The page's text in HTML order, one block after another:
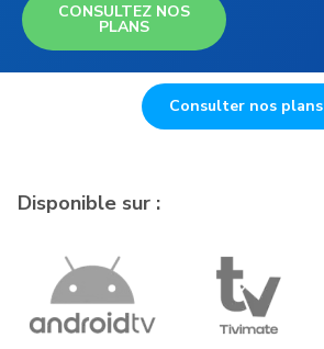
CONSULTEZ NOS
PLANS
Consulter nos plans
Disponible sur :